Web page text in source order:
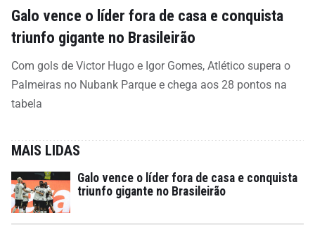
Galo vence o líder fora de casa e conquista
triunfo gigante no Brasileirão
Com gols de Victor Hugo e Igor Gomes, Atlético supera o
Palmeiras no Nubank Parque e chega aos 28 pontos na
tabela
MAIS LIDAS
Galo vence o líder fora de casa e conquista
triunfo gigante no Brasileirão